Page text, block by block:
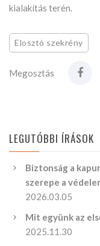
kialakítás terén.
Elosztó szekrény
Megosztás
LEGUTÓBBI ÍRÁSOK
Biztonság a
szerepe a
2026.03.05
Mit együnk az
2025.11.30